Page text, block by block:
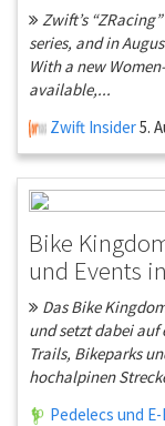
Zwift’s
series, and in
With a new
available,...
Zwift Insider5.
Bike
und Events
Das Bike
und setzt dabei
Trails, Bikeparks
hochalpinen
Pedelecs und